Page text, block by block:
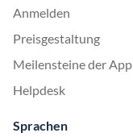
Anmelden
Preisgestaltung
Meilensteine der App
Helpdesk
Sprachen